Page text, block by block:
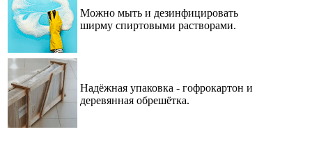
Можно мыть и дезинфицировать
ширму спиртовыми растворами.
Надёжная упаковка - гофрокартон и
деревянная обрешётка.